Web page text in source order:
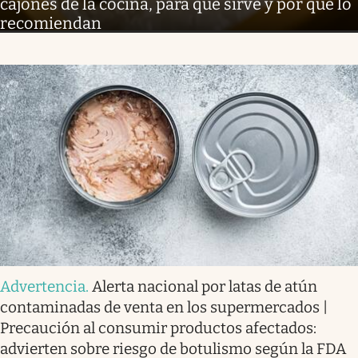
cajones de la cocina, para qué sirve y por qué lo
recomiendan
Advertencia. Alerta nacional por latas de atún
contaminadas de venta en los supermercados |
Precaución al consumir productos afectados:
advierten sobre riesgo de botulismo según la FDA